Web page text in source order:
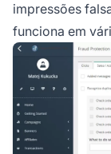
impressões
funciona em